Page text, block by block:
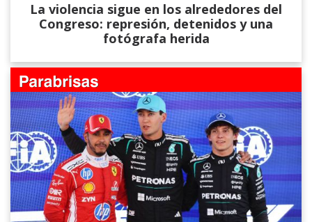
La violencia sigue en los alrededores del
Congreso: represión, detenidos y una
fotógrafa herida